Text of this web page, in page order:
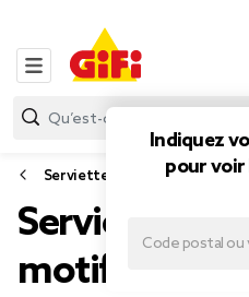
Indiquez
pour voir
Serviette papier et nappe
Serviette en
motif